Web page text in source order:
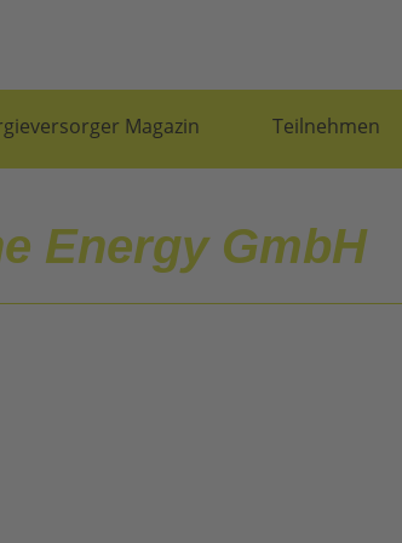
Magazin Teilnehmen
Energy GmbH